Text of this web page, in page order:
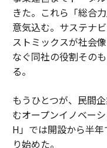
きた。これら「総合
意気込む。サステナ
ストミックスが社会
なぐ同社の役割その
る。
もうひとつが、民間
むオープンイノベー
H」では開設から半
り始めた。